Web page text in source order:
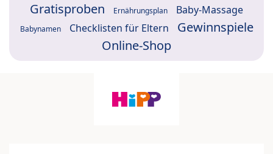
Gratisproben Ernährungsplan Baby-Massage
Babynamen Checklisten für Eltern
Gewinnspiele
Online-Shop